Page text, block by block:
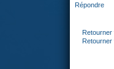
Répondre
Retourner